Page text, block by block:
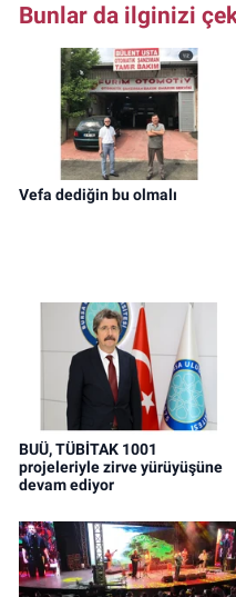
Bunlar da ilginizi
Vefa dediğin bu olmalı
BUÜ, TÜBİTAK 1001
projeleriyle zirve yürüyüşüne
devam ediyor